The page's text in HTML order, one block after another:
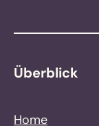
Überblick
Home